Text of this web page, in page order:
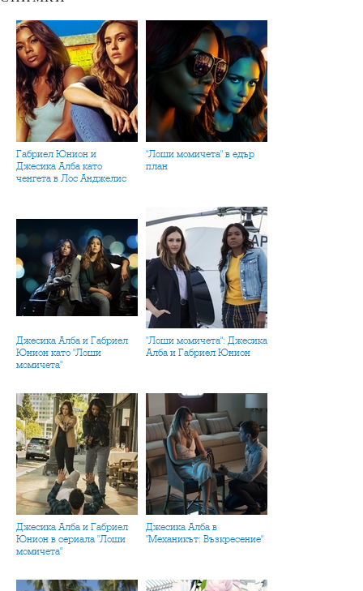
Габриел Юнион и
Джесика Алба като
ченгета в Лос Анджелис
"Лоши момичета" в едър
план
Джесика Алба и Габриел
Юнион като "Лоши
момичета"
"Лоши момичета": Джесика
Алба и Габриел Юнион
Джесика Алба и Габриел
Юнион в сериала "Лоши
момичета"
Джесика Алба в
"Механикът: Възкресение"